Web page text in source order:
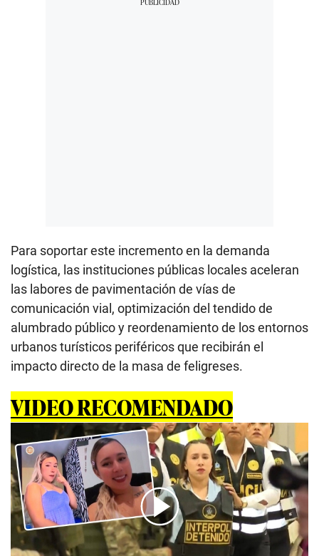
Para soportar este incremento en la demanda
logística, las instituciones públicas locales aceleran
las labores de pavimentación de vías de
comunicación vial, optimización del tendido de
alumbrado público y reordenamiento de los entornos
urbanos turísticos periféricos que recibirán el
impacto directo de la masa de feligreses.
VIDEO RECOMENDADO